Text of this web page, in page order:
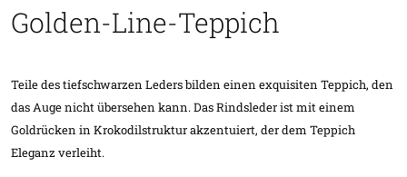
Golden-Line-Teppich
Teile des tiefschwarzen Leders bilden einen exquisiten Teppich, den
das Auge nicht übersehen kann. Das Rindsleder ist mit einem
Goldrücken in Krokodilstruktur akzentuiert, der dem Teppich
Eleganz verleiht.